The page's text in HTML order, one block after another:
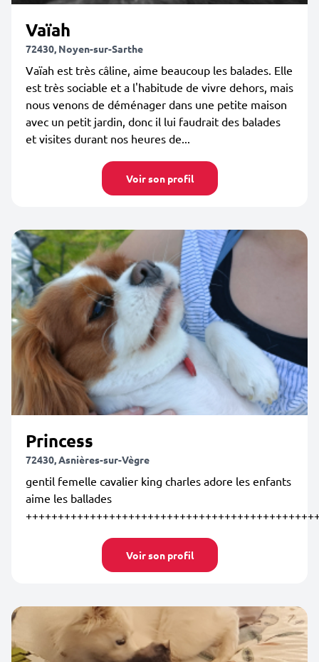
Vaïah
72430, Noyen-sur-Sarthe
Vaïah est très câline, aime beaucoup les balades. Elle
est très sociable et a l'habitude de vivre dehors, mais
nous venons de déménager dans une petite maison
avec un petit jardin, donc il lui faudrait des balades
et visites durant nos heures de...
Voir son profil
Princess
72430, Asnières-sur-Vègre
gentil femelle cavalier king charles adore les enfants
aime les ballades
Voir son profil